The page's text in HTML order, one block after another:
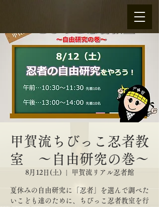
甲賀流ちびっこ忍者教
室 〜自由研究の巻～
8月12日(土)
  |
甲賀流リアル忍者館
夏休みの自由研究に「忍者」を選んで調べた
いこども達のために、ちびっこ忍者教室を行